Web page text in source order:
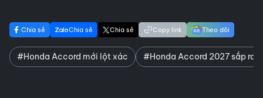
Chia sẻ Chia sẻ Chia sẻ Copy link Theo dõi
#Honda Accord mới lột xác #Honda Accord 2027 sắp ra